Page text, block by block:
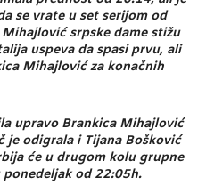
se vrate u set serijom od
srpske dame stižu
uspeva da spasi prvu, ali
Mihajlović za konačnih
upravo Brankica Mihajlović
je odigrala i Tijana Bošković
će u drugom kolu grupne
od 22:05h.